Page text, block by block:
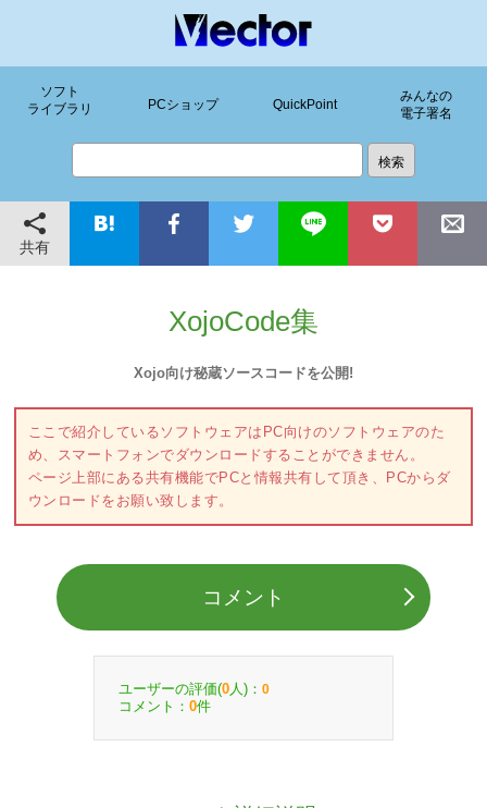
ソフト
ライブラリ
PCショップ QuickPoint
みんなの
電子署名
共有
XojoCode集
Xojo向け秘蔵ソースコードを公開!
ここで紹介しているソフトウェアはPC向けのソフトウェアのた
め、スマートフォンでダウンロードすることができません。
ページ上部にある共有機能でPCと情報共有して頂き、PCからダ
ウンロードをお願い致します。
コメント
ユーザーの評価(0 人)： 0
コメント： 0件